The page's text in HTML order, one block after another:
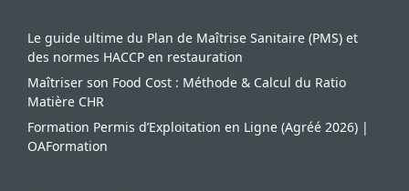
Le guide ultime du Plan de Maîtrise Sanitaire (PMS) et
des normes HACCP en restauration
Maîtriser son Food Cost : Méthode & Calcul du Ratio
Matière CHR
Formation Permis d’Exploitation en Ligne (Agréé 2026) |
OAFormation